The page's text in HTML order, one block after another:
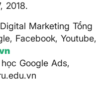
2018.
Marketing Tổng
Facebook, Youtube,
Google Ads,